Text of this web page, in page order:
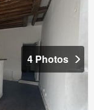
4 Photos